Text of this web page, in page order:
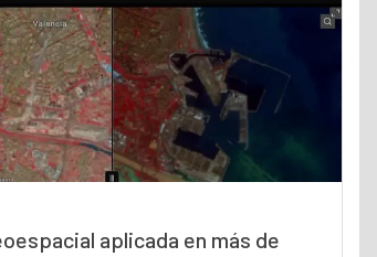
aplicada en más de